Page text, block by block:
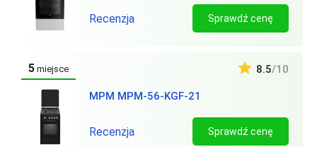
Recenzja Sprawdź cenę
5 miejsce
MPM MPM-56-KGF-21
8.5/10
Recenzja Sprawdź cenę